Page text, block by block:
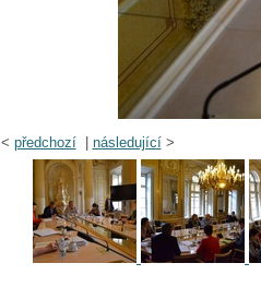
< předchozí| následující>